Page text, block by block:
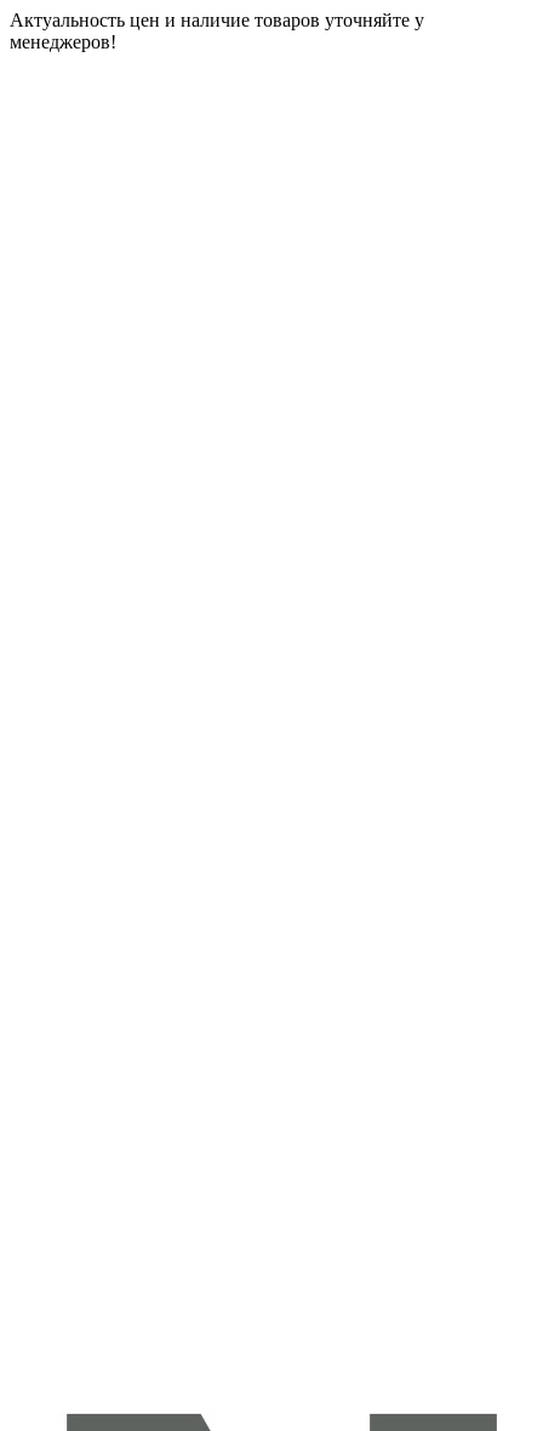
Актуальность цен и наличие товаров уточняйте у
менеджеров!